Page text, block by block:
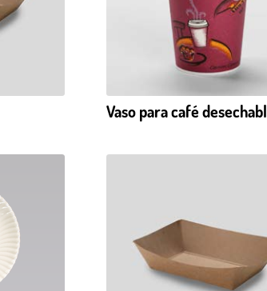
Vaso para café